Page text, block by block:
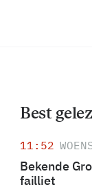
Best
11:52
Bekende
failliet